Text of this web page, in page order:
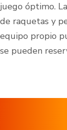
juego óptimo.
de raquetas y
equipo propio
se pueden